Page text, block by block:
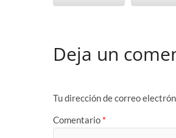
Deja un
Tu dirección de correo
Comentario *